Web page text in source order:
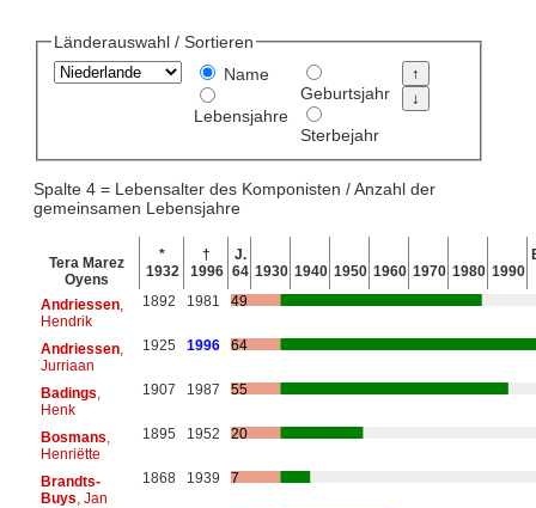
Länderauswahl / Sortieren
Name
Lebensjahre
Geburtsjahr
Sterbejahr
Spalte 4 = Lebensalter des Komponisten / Anzahl der
gemeinsamen Lebensjahre
Tera Marez
Oyens
*
1932
†
1996
J.
64 1930 1940 1950 1960 1970 1980 1990
Andriessen,
Hendrik
1892 1981 49
Andriessen,
Jurriaan
1925 1996 64
Badings
Henk
1907 1987 55
Bosmans
Henriëtte
1895 1952 20
Brandts-
Buys , Jan
1868 1939 7